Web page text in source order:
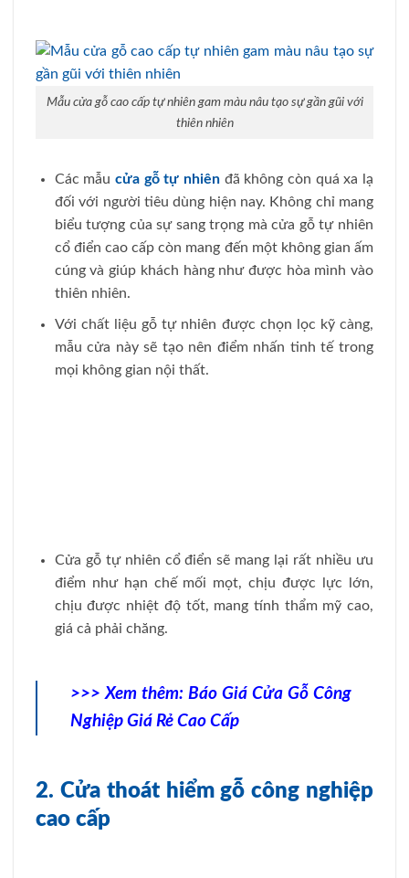
Mẫu cửa gỗ cao cấp tự nhiên gam màu nâu tạo sự gần gũi với
thiên nhiên
Các mẫucửa gỗ tự nhiên đã không còn quá xa lạ
đối với người tiêu dùng hiện nay. Không chỉ mang
biểu tượng của sự sang trọng mà cửa gỗ tự nhiên
cổ điển cao cấp còn mang đến một không gian ấm
cúng và giúp khách hàng như được hòa mình vào
thiên nhiên.
Với chất liệu gỗ tự nhiên được chọn lọc kỹ càng,
mẫu cửa này sẽ tạo nên điểm nhấn tinh tế trong
mọi không gian nội thất.
Cửa gỗ tự nhiên cổ điển sẽ mang lại rất nhiều ưu
điểm như hạn chế mối mọt, chịu được lực lớn,
chịu được nhiệt độ tốt, mang tính thẩm mỹ cao,
giá cả phải chăng.
>>> Xem thêm: Báo Giá Cửa Gỗ Công
Nghiệp Giá Rẻ Cao Cấp
2. Cửa thoát hiểm gỗ công nghiệp
cao cấp